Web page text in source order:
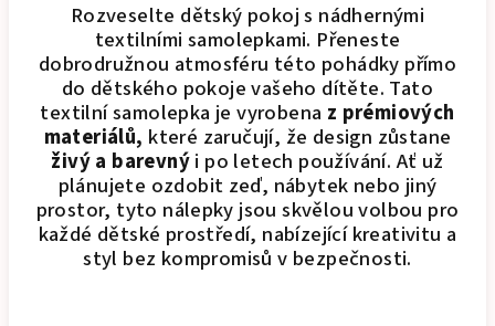
Rozveselte dětský pokoj s nádhernými
textilními samolepkami. Přeneste
dobrodružnou atmosféru této pohádky přímo
do dětského pokoje vašeho dítěte. Tato
textilní samolepka je vyrobena z prémiových
materiálů, které zaručují, že design zůstane
živý a barevnýi po letech používání. Ať už
plánujete ozdobit zeď, nábytek nebo jiný
prostor, tyto nálepky jsou skvělou volbou pro
každé dětské prostředí, nabízející kreativitu a
styl bez kompromisů v bezpečnosti.